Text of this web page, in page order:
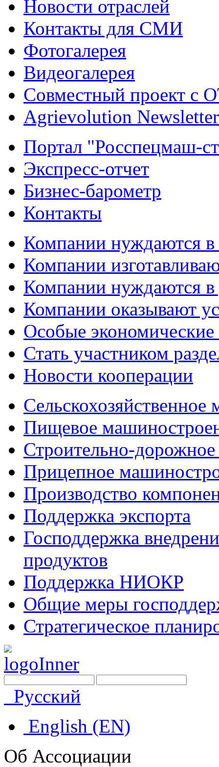
Новости отраслей
Контакты для СМИ
Фотогалерея
Видеогалерея
Совместный проект с
Agrievolution Newsletter
Портал "Росспецмаш-
Экспресс-отчет
Бизнес-барометр
Контакты
Компании нуждаются в
Компании
Компании нуждаются в
Компании оказывают
Особые
Стать участником
Новости кооперации
Пищевое
Строительно-
Прицепное
Производство
Поддержка экспорта
Господдержка
продуктов
Поддержка НИОКР
Общие меры
Стратегическое
Русский
English (EN)
Об Ассоциации